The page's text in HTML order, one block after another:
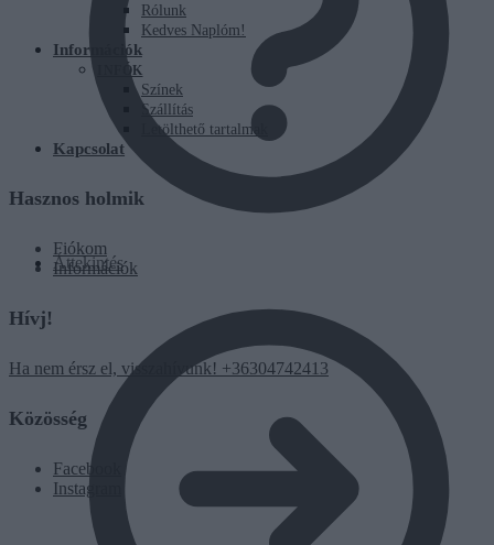
Áttekintés
Rólunk
Kedves Naplóm!
Információk
INFÓK
Színek
Szállítás
Letölthető tartalmak
Kapcsolat
Hasznos holmik
Fiókom
Információk
Hívj!
Ha nem érsz el, visszahívunk! +36304742413
Közösség
Facebook
Instagram